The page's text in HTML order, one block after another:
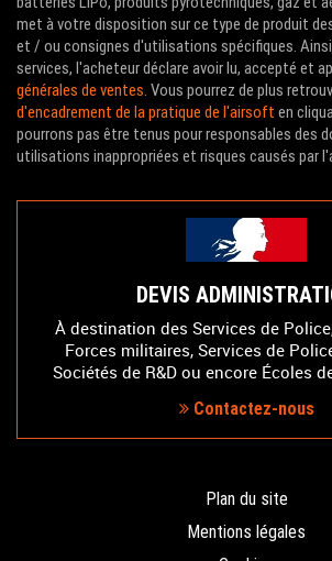
met à votre disposition sur ce type de produit
et / ou consignes d'utilisations spécifiques.
services, l'acheteur déclare avoir lu, accepté et
générales de ventes. Vous pourrez de plus
d'encadrement de la pratique de l'airsoft en
pourrons pas être tenus pour responsables des
utilisations inappropriées et risques causés par
DEVIS
À destination des Services de
Forces militaires, Services de
Sociétés de R&D ou encore Écoles
Contactez-nous
Plan du site
Mentions légales